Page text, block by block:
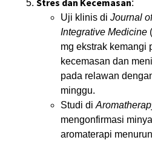
:
Uji klinis di Journal
Integrative Medicine
mg ekstrak kemangi
kecemasan dan
pada relawan
minggu.
Studi di
mengonfirmasi
aromaterapi